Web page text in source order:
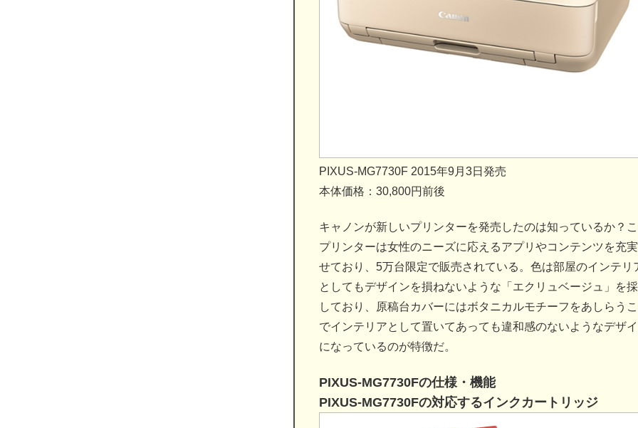
PIXUS-MG7730F 2015年9月3日発売
本体価格：30,800円前後
キャノンが新しいプリンターを発売したのは知っているか？
プリンターは女性のニーズに応えるアプリやコンテンツを充
せており、5万台限定で販売されている。色は部屋のインテリ
としてもデザインを損ねないような「エクリュベージュ」を
しており、原稿台カバーにはボタニカルモチーフをあしらう
でインテリアとして置いてあっても違和感のないようなデザ
になっているのが特徴だ。
PIXUS-MG7730Fの仕様・機能
PIXUS-MG7730Fの対応するインクカートリッジ